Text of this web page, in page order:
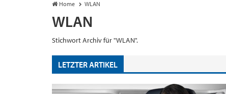
Home WLAN
WLAN
Stichwort Archiv für "WLAN".
LETZTER ARTIKEL